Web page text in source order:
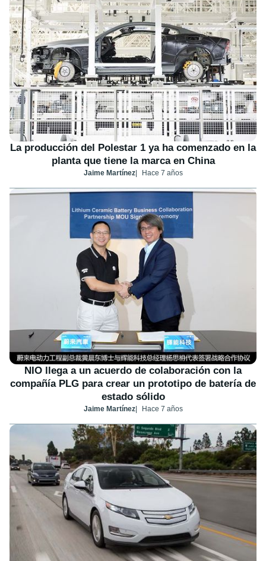
La producción del Polestar 1 ya ha comenzado en la
planta que tiene la marca en China
Jaime Martínez Hace 7 años
NIO llega a un acuerdo de colaboración con la
compañía PLG para crear un prototipo de batería de
estado sólido
Jaime Martínez Hace 7 años